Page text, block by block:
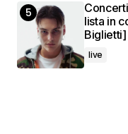
lista in
Biglietti]
live